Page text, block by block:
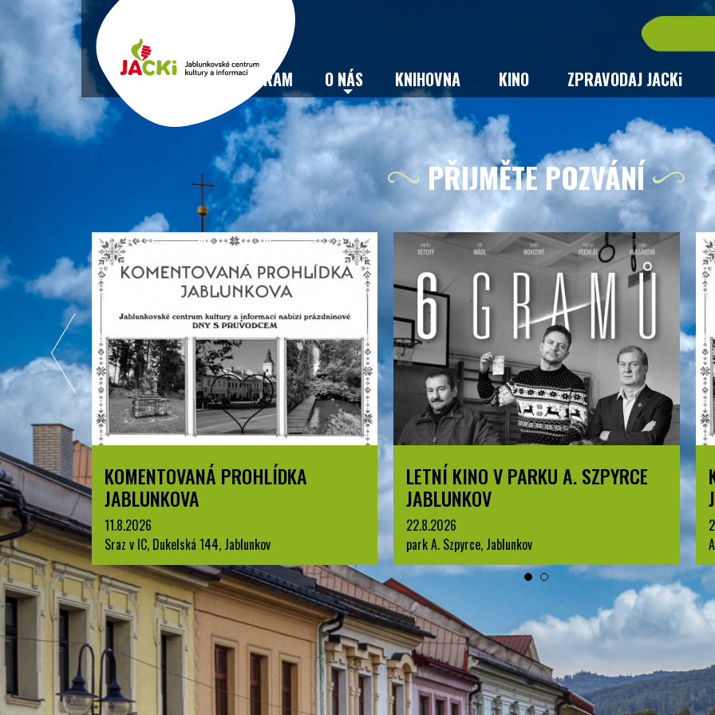
VSTUPENKY PROGRAM O NÁS KNIHOVNA KINO ZPRAVODAJ JACKi
PŘIJMĚTE POZVÁNÍ
LETNÍ KINO V PARKU A. SZPYRCE
JABLUNKOV
22.8.2026
park A. Szpyrce, Jablunkov
KOMENTOVANÁ PROHLÍDKA
JABLUNKOVA
25.8.2026
Arboretum u Sanatoria, Jablunkov